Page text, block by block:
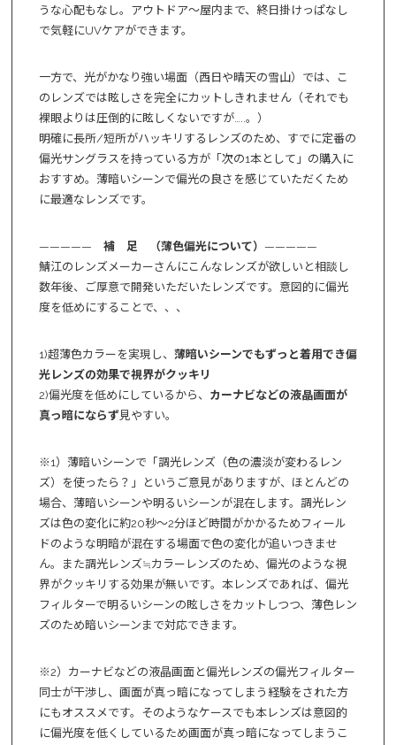
うな心配もなし。アウトドア～屋内まで、終日掛けっぱなし
で気軽にUVケアができます。
一方で、光がかなり強い場面（西日や晴天の雪山）では、こ
のレンズでは眩しさを完全にカットしきれません（それでも
裸眼よりは圧倒的に眩しくないですが…..。）
明確に長所/短所がハッキリするレンズのため、すでに定番の
偏光サングラスを持っている方が「次の1本として」の購入に
おすすめ。薄暗いシーンで偏光の良さを感じていただくため
に最適なレンズです。
————— 補 足 （薄色偏光について） —————
鯖江のレンズメーカーさんにこんなレンズが欲しいと相談し
数年後、ご厚意で開発いただいたレンズです。意図的に偏光
度を低めにすることで、、、
1)超薄色カラーを実現し、 薄暗いシーンでもずっと着用でき偏
光レンズの効果で視界がクッキリ
2)偏光度を低めにしているから、 カーナビなどの液晶画面が
真っ暗にならず見やすい。
※1）薄暗いシーンで「調光レンズ（色の濃淡が変わるレン
ズ）を使ったら？」というご意見がありますが、ほとんどの
場合、薄暗いシーンや明るいシーンが混在します。調光レン
ズは色の変化に約20秒～2分ほど時間がかかるためフィール
ドのような明暗が混在する場面で色の変化が追いつきませ
ん。また調光レンズ≒カラーレンズのため、偏光のような視
界がクッキリする効果が無いです。本レンズであれば、偏光
フィルターで明るいシーンの眩しさをカットしつつ、薄色レン
ズのため暗いシーンまで対応できます。
※2）カーナビなどの液晶画面と偏光レンズの偏光フィルター
同士が干渉し、画面が真っ暗になってしまう経験をされた方
にもオススメです。そのようなケースでも本レンズは意図的
に偏光度を低くしているため画面が真っ暗になってしまうこ